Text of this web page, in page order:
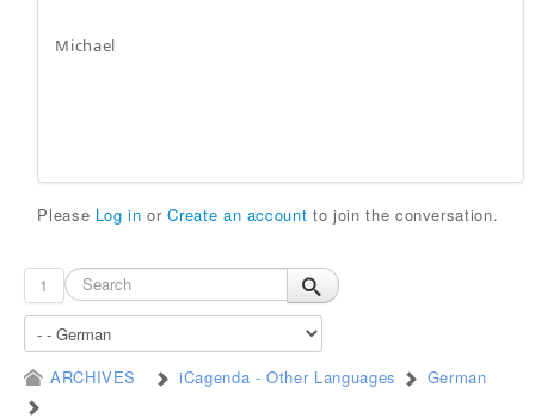
Michael
Please Log in orCreate an account to join the conversation.
1
ARCHIVES iCagenda - Other Languages German